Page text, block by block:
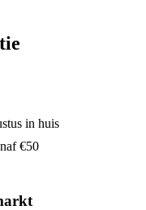
in huis
€50